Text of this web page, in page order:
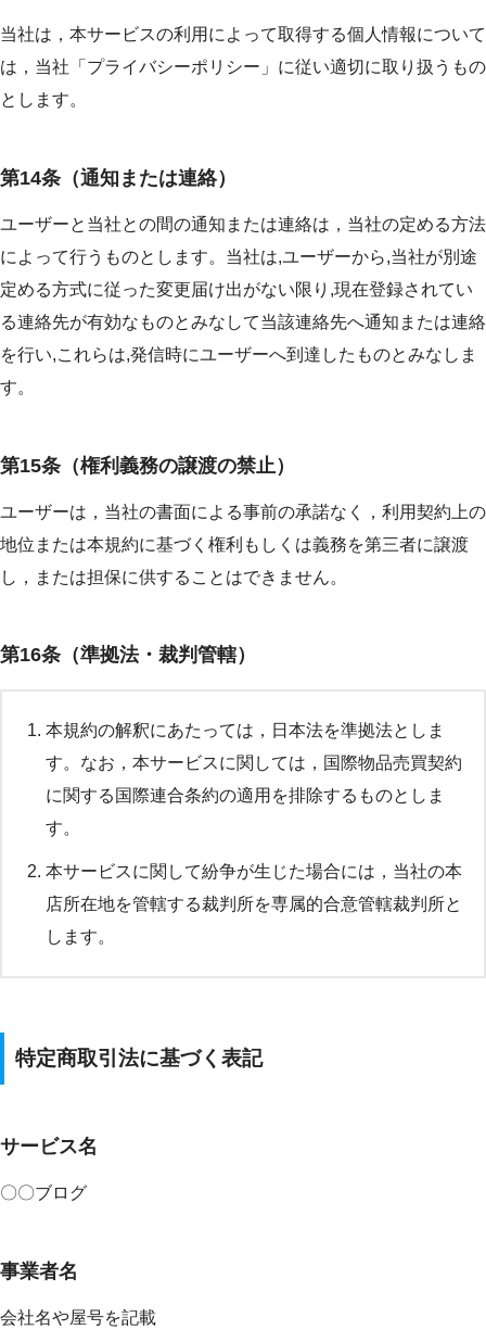
当社は，本サービスの利用によって取得する個人情報について
は，当社「プライバシーポリシー」に従い適切に取り扱うもの
とします。
第14条（通知または連絡）
ユーザーと当社との間の通知または連絡は，当社の定める方法
によって行うものとします。当社は,ユーザーから,当社が別途
定める方式に従った変更届け出がない限り,現在登録されてい
る連絡先が有効なものとみなして当該連絡先へ通知または連絡
を行い,これらは,発信時にユーザーへ到達したものとみなしま
す。
第15条（権利義務の譲渡の禁止）
ユーザーは，当社の書面による事前の承諾なく，利用契約上の
地位または本規約に基づく権利もしくは義務を第三者に譲渡
し，または担保に供することはできません。
第16条（準拠法・裁判管轄）
本規約の解釈にあたっては，日本法を準拠法としま
す。なお，本サービスに関しては，国際物品売買契約
に関する国際連合条約の適用を排除するものとしま
す。
本サービスに関して紛争が生じた場合には，当社の本
店所在地を管轄する裁判所を専属的合意管轄裁判所と
します。
特定商取引法に基づく表記
サービス名
〇〇ブログ
事業者名
会社名や屋号を記載